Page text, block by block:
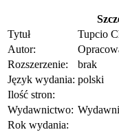
Tytuł
Tupcio
Autor:
Rozszerzenie:
brak
Język wydania: polski
Ilość stron:
Wydawnictwo:
Rok wydania: